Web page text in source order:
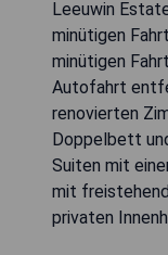
Leeuwin
minütigen
minütigen
Autofahrt
renovierten
Doppelbett
Suiten mit
mit
privaten